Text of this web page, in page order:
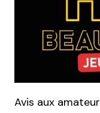
Avis aux